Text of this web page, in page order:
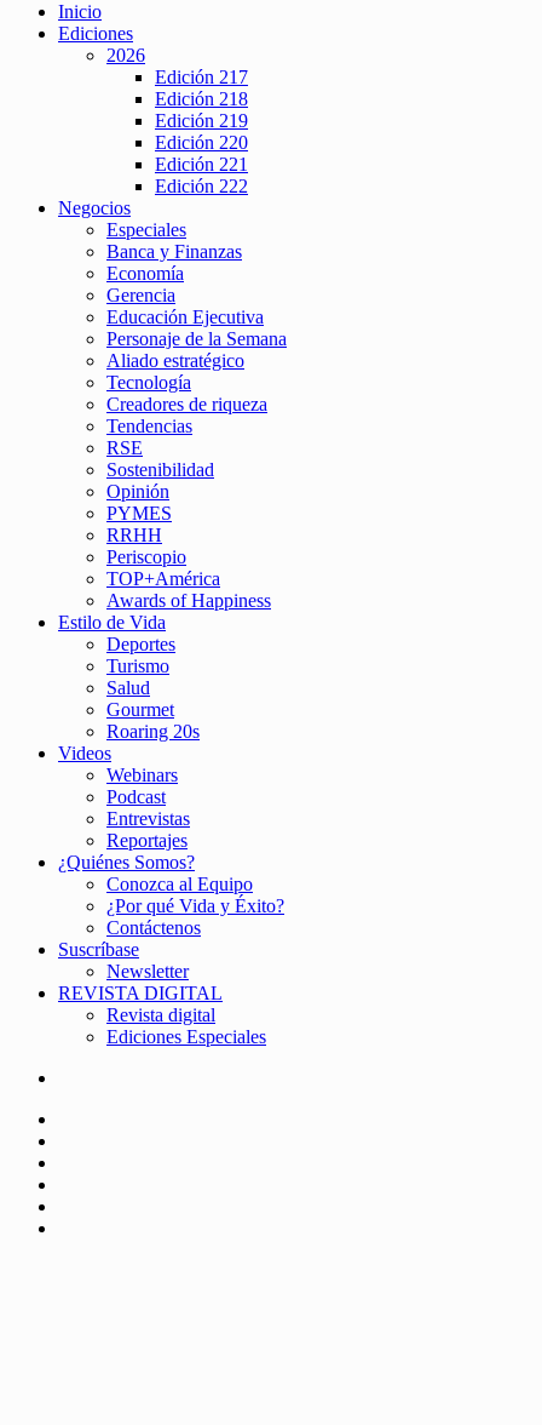
Inicio
Ediciones
2026
Edición 217
Edición 218
Edición 219
Edición 220
Edición 221
Edición 222
Negocios
Especiales
Banca y Finanzas
Economía
Gerencia
Educación Ejecutiva
Personaje de la Semana
Aliado estratégico
Tecnología
Creadores de riqueza
Tendencias
RSE
Sostenibilidad
Opinión
PYMES
RRHH
Periscopio
TOP+América
Awards of Happiness
Estilo de Vida
Deportes
Turismo
Salud
Gourmet
Roaring 20s
Videos
Webinars
Podcast
Entrevistas
Reportajes
¿Quiénes Somos?
Conozca al Equipo
¿Por qué Vida y Éxito?
Contáctenos
Suscríbase
Newsletter
REVISTA DIGITAL
Revista digital
Ediciones Especiales